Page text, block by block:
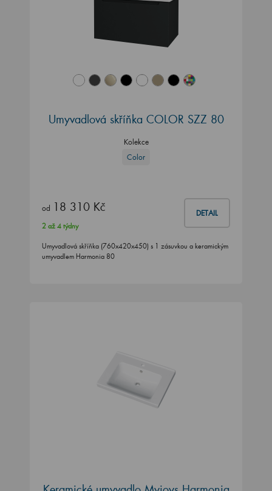
Umyvadlová skříňka COLOR SZZ 80
Kolekce
Color
od 18 310 Kč DETAIL
2 až 4 týdny
Umyvadlová skříňka (760x420x450) s 1 zásuvkou a keramickým
umyvadlem Harmonia 80